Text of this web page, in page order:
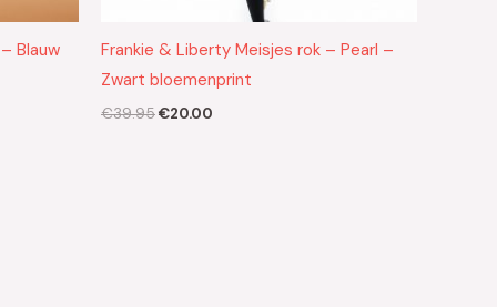
Blauw
Frankie & Liberty Meisjes rok – Pearl –
Zwart bloemenprint
€39.95€20.00